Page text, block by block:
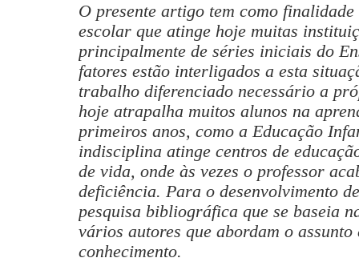
O presente artigo tem como
escolar que atinge hoje muitas
principalmente de séries iniciais do
fatores estão interligados a esta
trabalho diferenciado necessário a
hoje atrapalha muitos alunos na
primeiros anos, como a Educação
indisciplina atinge centros de
de vida, onde às vezes o professor
deficiência. Para o desenvolvimento
pesquisa bibliográfica que se baseia
vários autores que abordam o assunto
conhecimento.